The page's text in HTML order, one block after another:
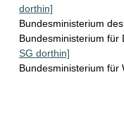
dorthin]
Bundesministerium
Bundesministerium
SG dorthin]
Bundesministerium